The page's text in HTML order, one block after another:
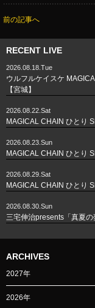
前の記事へ
RECENT LIVE
2026.08.18.Tue
ウルフルケイスケ
【宮城】
2026.08.22.Sat
MAGICAL CHAIN ひとり
2026.08.23.Sun
MAGICAL CHAIN ひとり
2026.08.29.Sat
MAGICAL CHAIN ひとり
2026.08.30.Sun
三宅伸治presents「真夏の
ARCHIVES
2027年
2026年